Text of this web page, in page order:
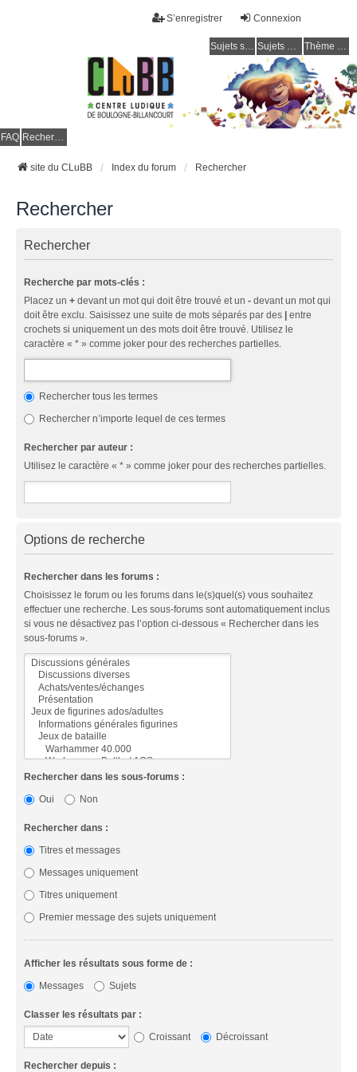
Connexion
S’enregistrer
Sujets sans réponse Sujets actifs Thème clair / foncé
FAQ Rechercher
site du CLuBB Index du forum Rechercher
Rechercher
Rechercher
Recherche par mots-clés :
Placez un + devant un mot qui doit être trouvé et un - devant un mot qui
doit être exclu. Saisissez une suite de mots séparés par des | entre
crochets si uniquement un des mots doit être trouvé. Utilisez le
caractère « * » comme joker pour des recherches partielles.
Rechercher tous les termes
Rechercher n’importe lequel de ces termes
Rechercher par auteur :
Utilisez le caractère « * » comme joker pour des recherches partielles.
Options de recherche
Rechercher dans les forums :
Choisissez le forum ou les forums dans le(s)quel(s) vous souhaitez
effectuer une recherche. Les sous-forums sont automatiquement inclus
si vous ne désactivez pas l’option ci-dessous « Rechercher dans les
sous-forums ».
Rechercher dans les sous-forums :
Oui
Non
Rechercher dans :
Titres et messages
Messages uniquement
Titres uniquement
Premier message des sujets uniquement
Afficher les résultats sous forme de :
Messages
Sujets
Classer les résultats par :
Croissant
Décroissant
Rechercher depuis :